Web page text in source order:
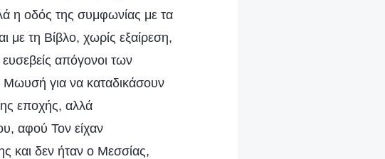
η οδός της συμφωνίας με τα
με τη Βίβλο, χωρίς εξαίρεση,
απόγονοι των
Μωυσή για να καταδικάσουν
εποχής, αλλά
αφού Τον είχαν
και δεν ήταν ο Μεσσίας,